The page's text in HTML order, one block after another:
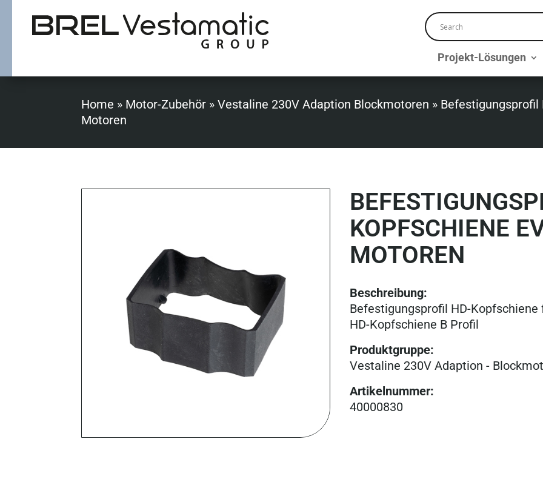
Projekt-Lösungen
Home » Motor-Zubehör »Vestaline 230V Adaption Blockmotoren » Befestigungsprofil
Motoren
KOPFSCHIENE
MOTOREN
Beschreibung:
Befestigungsprofil HD-Kopfschiene
HD-Kopfschiene B Profil
Produktgruppe:
Vestaline 230V Adaption -
Artikelnummer:
40000830